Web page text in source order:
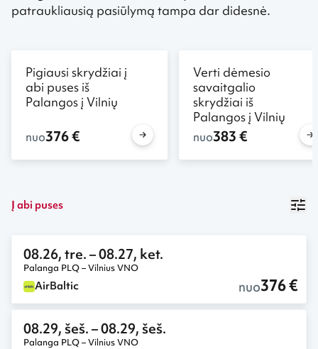
patraukliausią pasiūlymą tampa dar didesnė.
Pigiausi skrydžiai į
abi puses iš
Palangos į Vilnių
nuo376 €
Verti dėmesio
savaitgalio
skrydžiai iš
Palangos į Vilnių
nuo383 €
Į abi puses
08.26, tre.– 08.27, ket.
Palanga PLQ – Vilnius VNO
AirBaltic nuo376 €
08.29, šeš.– 08.29, šeš.
Palanga PLQ – Vilnius VNO